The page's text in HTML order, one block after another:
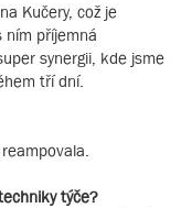
Kučery, což je
ním příjemná
synergii, kde jsme
tří dní.
týče?